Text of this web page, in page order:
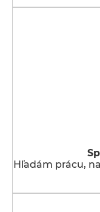
Hľadám prácu,